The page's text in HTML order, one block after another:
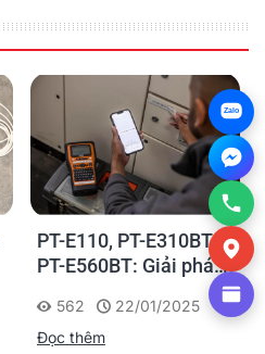
PT-E110, PT-E310BT,
PT-E560BT: Giải pháp
in nhãn cầm tay công
nghiệp của Brother
562
22/01/2025
Đọc thêm
Zalo